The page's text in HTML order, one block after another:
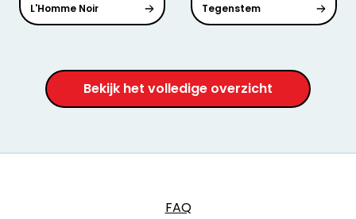
L'Homme Noir Tegenstem
Bekijk het volledige overzicht
FAQ